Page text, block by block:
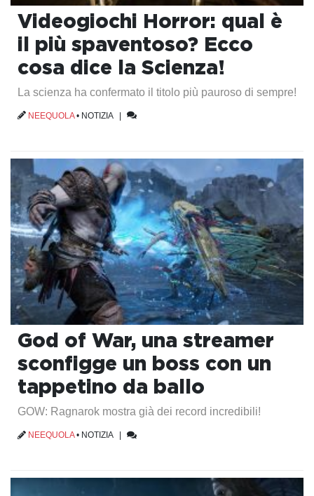
Videogiochi Horror: qual è
il più spaventoso? Ecco
cosa dice la Scienza!
La scienza ha confermato il titolo più pauroso di sempre!
NEEQUOLA• NOTIZIA|
God of War, una streamer
sconfigge un boss con un
tappetino da ballo
GOW: Ragnarok mostra già dei record incredibili!
NEEQUOLA• NOTIZIA|